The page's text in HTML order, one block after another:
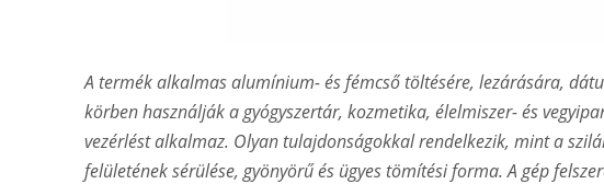
A termék alkalmas alumínium- és fémcső töltésére, lezárására,
körben használják a gyógyszertár, kozmetika, élelmiszer- és
vezérlést alkalmaz. Olyan tulajdonságokkal rendelkezik, mint a
felületének sérülése, gyönyörű és ügyes tömítési forma. A gép